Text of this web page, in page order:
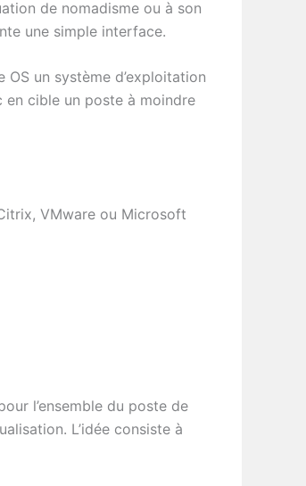
de nomadisme ou à son
une simple interface.
un système d’exploitation
en cible un poste à moindre
VMware ou Microsoft
l’ensemble du poste de
L’idée consiste à